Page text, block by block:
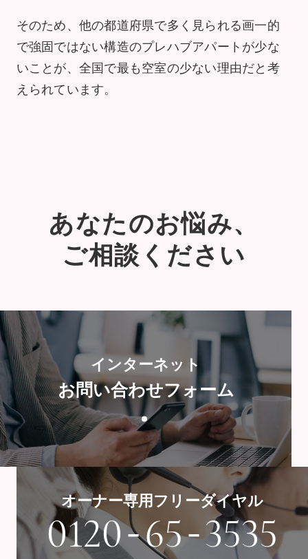
そのため、他の都道府県で多く見られる画一的
で強固ではない構造のプレハブアパートが少な
いことが、全国で最も空室の少ない理由だと考
えられています。
あなたのお悩み、
ご相談ください
インターネット
お問い合わせフォーム
オーナー専用フリーダイヤル
0120-65-3535